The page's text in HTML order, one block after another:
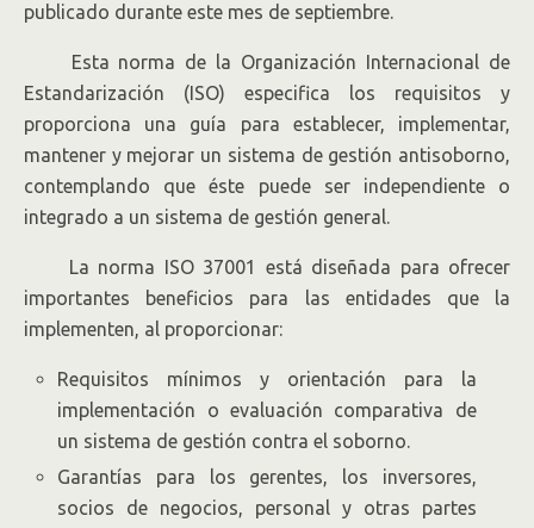
publicado durante este mes de septiembre.
Esta norma de la Organización Internacional de
Estandarización (ISO) especifica los requisitos y
proporciona una guía para establecer, implementar,
mantener y mejorar un sistema de gestión antisoborno,
contemplando que éste puede ser independiente o
integrado a un sistema de gestión general.
La norma ISO 37001 está diseñada para ofrecer
importantes beneficios para las entidades que la
implementen, al proporcionar:
Requisitos mínimos y orientación para la
implementación o evaluación comparativa de
un sistema de gestión contra el soborno.
Garantías para los gerentes, los inversores,
socios de negocios, personal y otras partes